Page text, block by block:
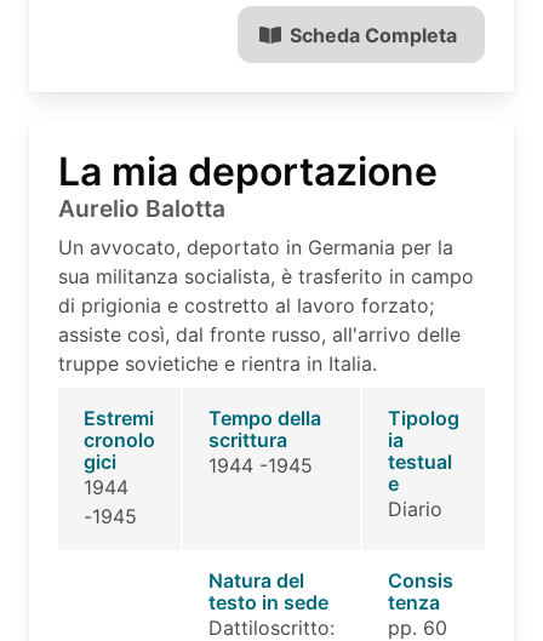
Scheda Completa
La mia deportazione
Aurelio Balotta
Un avvocato, deportato in Germania per la
sua militanza socialista, è trasferito in campo
di prigionia e costretto al lavoro forzato;
assiste così, dal fronte russo, all'arrivo delle
truppe sovietiche e rientra in Italia.
Estremi
cronolo
gici
1944
-1945
Tempo della
scrittura
1944 -1945
Tipolog
ia
testual
e
Diario
Natura del
testo in sede
Dattiloscritto:
Consis
tenza
pp. 60